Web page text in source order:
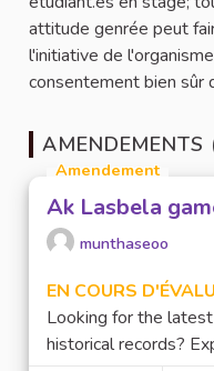
attitude genrée peut
l'initiative de
consentement bien sûr
AMENDEMENTS
Amendement
Ak Lasbela
munthaseoo
EN COURS
Looking for the
historical records?